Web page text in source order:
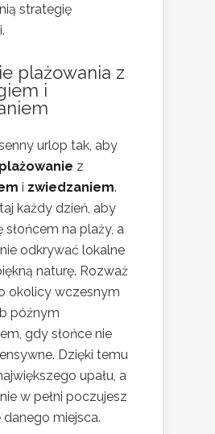
strategię
plażowania z
i
urlop tak, aby
plażowanie z
i zwiedzaniem.
każdy dzień, aby
słońcem na plaży, a
odkrywać lokalne
naturę. Rozważ
okolicy wczesnym
późnym
gdy słońce nie
Dzięki temu
upału, a
w pełni poczujesz
miejsca.